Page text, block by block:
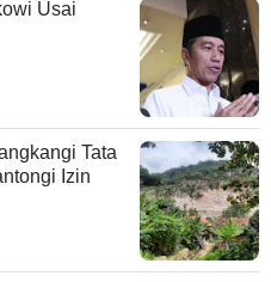
Usai
Tata
Izin